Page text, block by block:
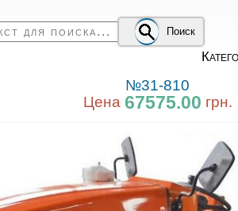
Поиск
№31-810
Цена 67575.00 грн.